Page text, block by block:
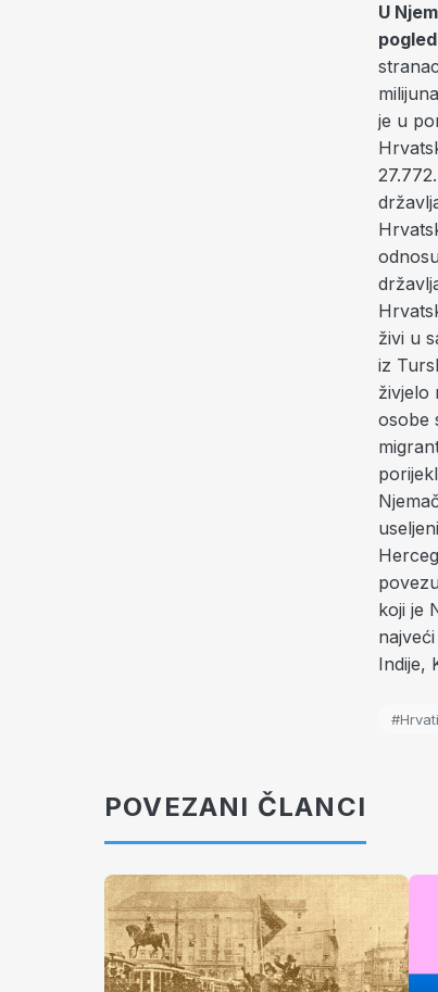
U
je u
živi u
iz
živjelo
osobe
koji je
Indije,
#Hrvati
POVEZANI ČLANCI